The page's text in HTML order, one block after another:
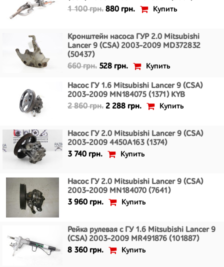
1 100 грн. 880 грн. Купить
Кронштейн насоса ГУР 2.0 Mitsubishi
Lancer 9 (CSA) 2003-2009 MD372832
(50437)
660 грн. 528 грн. Купить
Насос ГУ 1.6 Mitsubishi Lancer 9 (CSA)
2003-2009 MN184075 (1371) KYB
2 860 грн. 2 288 грн. Купить
Насос ГУ 2.0 Mitsubishi Lancer 9 (CSA)
2003-2009 4450A163 (1374)
3 740 грн.
Купить
Насос ГУ 2.0 Mitsubishi Lancer 9 (CSA)
2003-2009 MN184070 (7641)
3 960 грн.
Купить
Рейка рулевая с ГУ 1.6 Mitsubishi Lancer 9
(CSA) 2003-2009 MR491876 (101887)
8 360 грн.
Купить